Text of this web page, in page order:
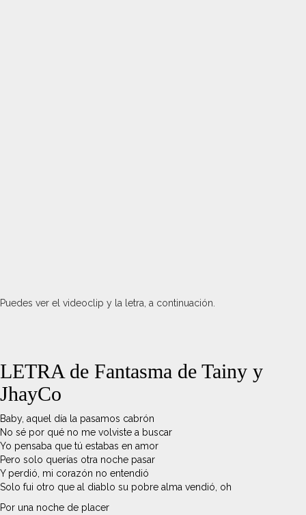
Puedes ver el videoclip y la letra, a continuación.
LETRA de Fantasma de Tainy y
JhayCo
Baby, aquel día la pasamos cabrón
No sé por qué no me volviste a buscar
Yo pensaba que tú estabas en amor
Pero solo querías otra noche pasar
Y perdió, mi corazón no entendió
Solo fui otro que al diablo su pobre alma vendió, oh
Por una noche de placer